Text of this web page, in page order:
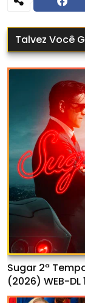
Talvez Você
Sugar 2ª
(2026) WEB-DL
Dual Áudio